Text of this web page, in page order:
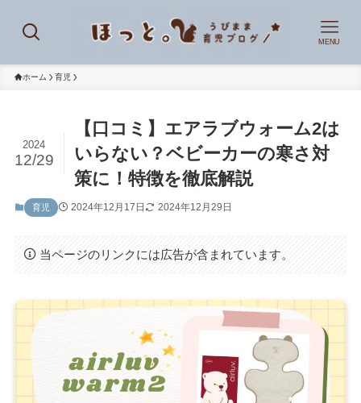
MENU
ホーム 育児
【口コミ】エアラブウォーム2は
いらない？ベビーカーの寒さ対
策に！特徴を徹底解説
2024
12/29
育児 2024年12月17日 2024年12月29日
当ページのリンクには広告が含まれています。